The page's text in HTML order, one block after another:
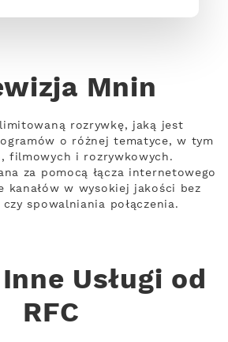
Mnin
rozrywkę, jaką jest
o różnej tematyce, w tym
filmowych i rozrywkowych.
za pomocą łącza internetowego
kanałów w wysokiej jakości bez
spowalniania połączenia.
Usługi od
RFC